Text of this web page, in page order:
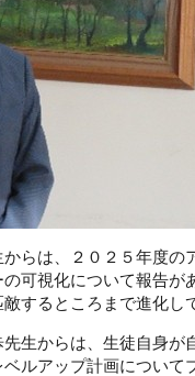
らは、２０２５年度
可視化について報告が
するところまで進化し
生からは、生徒自身
ルアップ計画について